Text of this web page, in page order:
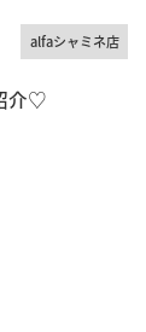
alfaシャミネ店
介♡